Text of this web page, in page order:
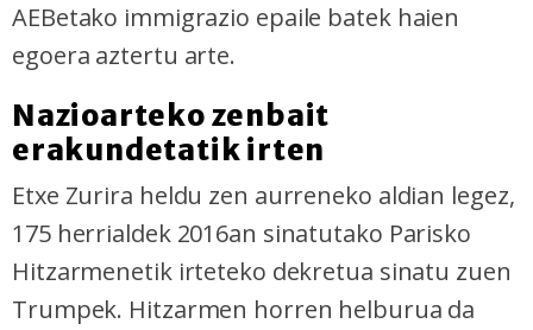
AEBetako immigrazio epaile batek haien
egoera aztertu arte.
Nazioarteko zenbait
erakundetatik irten
Etxe Zurira heldu zen aurreneko aldian legez,
175 herrialdek 2016an sinatutako Parisko
Hitzarmenetik irteteko dekretua sinatu zuen
Trumpek. Hitzarmen horren helburua da